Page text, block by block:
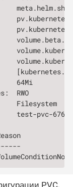
64Mi
RWO
Filesystem
test-pvc-